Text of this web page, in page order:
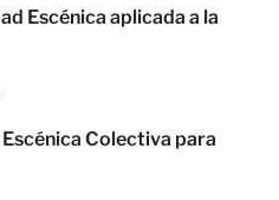
Escénica aplicada a la
Colectiva para